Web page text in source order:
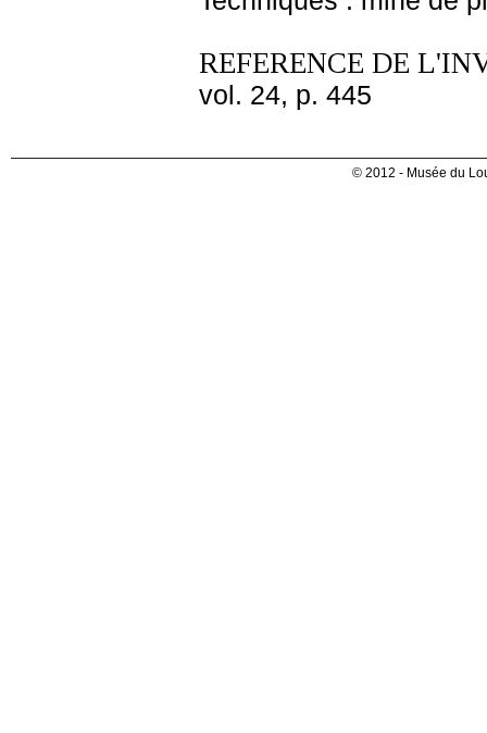
REFERENCE DE
vol. 24, p. 445
© 2012 - Musée du